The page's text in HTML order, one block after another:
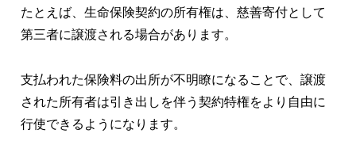
たとえば、生命保険契約の所有権は、慈善寄付として
第三者に譲渡される場合があります。
支払われた保険料の出所が不明瞭になることで、譲渡
された所有者は引き出しを伴う契約特権をより自由に
行使できるようになります。